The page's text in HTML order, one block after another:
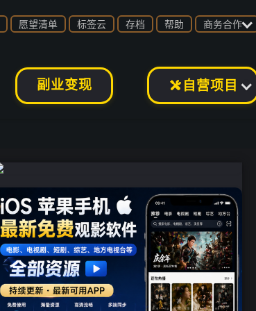
副业变现  自营项目
愿望清单 标签云 存档 帮助 商务合作